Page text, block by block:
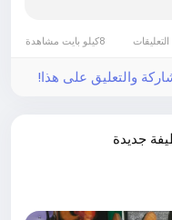
والتعليق على هذا!
جديدة